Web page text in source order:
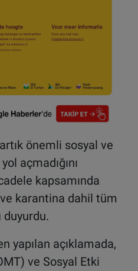
önemli sosyal ve
açmadığını
kapsamında
karantina dahil tüm
duyurdu.
yapılan açıklamada,
ve Sosyal Etki